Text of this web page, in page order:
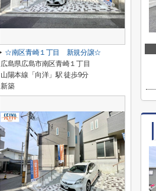
☆南区青崎１丁目 新規分譲☆
広島県広島市南区青崎１丁目
山陽本線「向洋」駅 徒歩9分
新築